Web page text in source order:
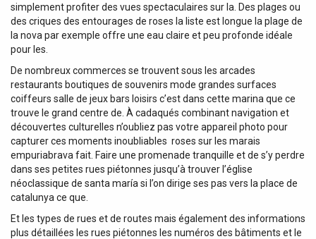
simplement profiter des vues spectaculaires sur la. Des plages ou
des criques des entourages de roses la liste est longue la plage de
la nova par exemple offre une eau claire et peu profonde idéale
pour les.
De nombreux commerces se trouvent sous les arcades
restaurants boutiques de souvenirs mode grandes surfaces
coiffeurs salle de jeux bars loisirs c’est dans cette marina que ce
trouve le grand centre de. À cadaqués combinant navigation et
découvertes culturelles n’oubliez pas votre appareil photo pour
capturer ces moments inoubliables ‍ roses sur les marais
empuriabrava fait. Faire une promenade tranquille et de s’y perdre
dans ses petites rues piétonnes jusqu’à trouver l’église
néoclassique de santa maría si l’on dirige ses pas vers la place de
catalunya ce que.
Et les types de rues et de routes mais également des informations
plus détaillées les rues piétonnes les numéros des bâtiments et le